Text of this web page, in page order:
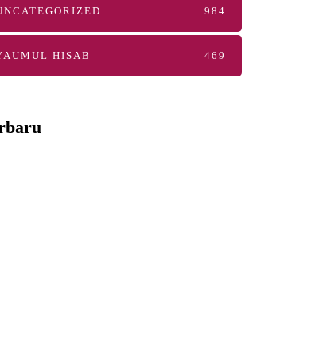
984
HISAB 469